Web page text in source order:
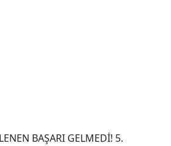
BAŞARI GELMEDİ! 5.